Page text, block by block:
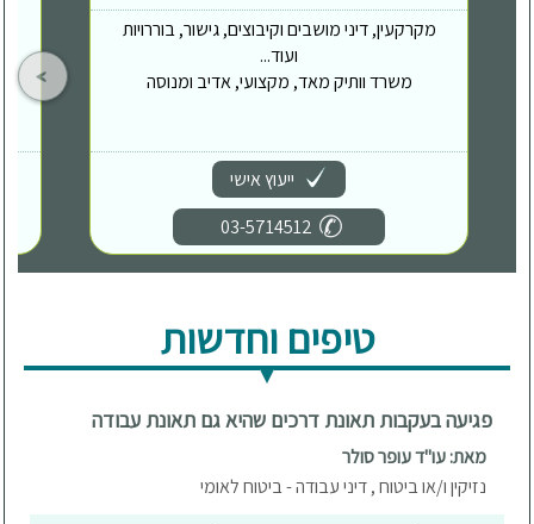
מקרקעין, דיני מושבים וקיבוצים, גישור, בוררויות
ועוד...
משרד וותיק מאד, מקצועי, אדיב ומנוסה
ייעוץ אישי
03-5714512
טיפים וחדשות
פגיעה בעקבות תאונת דרכים שהיא גם תאונת עבודה
מאת: עו"ד עופר סולר
נזיקין ו/או ביטוח , דיני עבודה - ביטוח לאומי